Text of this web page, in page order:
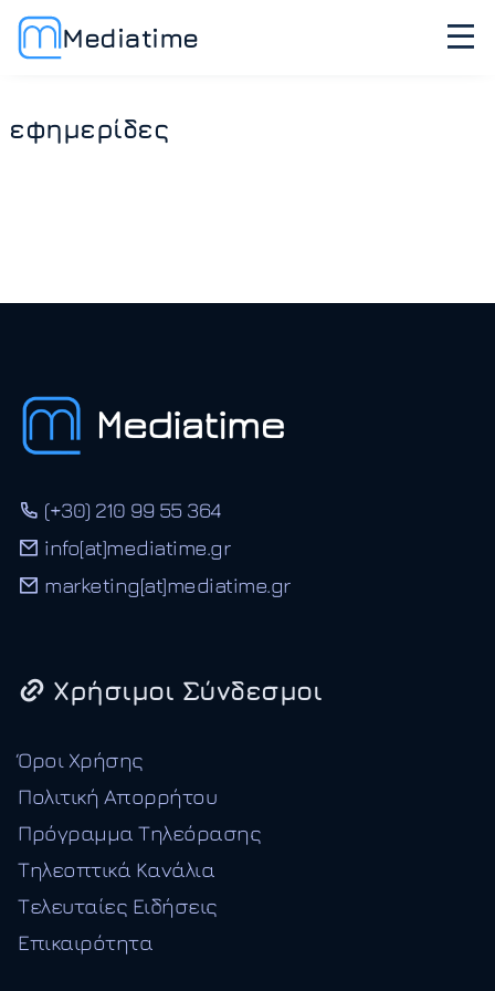
Mediatime
εφημερίδες
(+30) 210 99 55 364
info[at]mediatime.gr
marketing[at]mediatime.gr
Χρήσιμοι Σύνδεσμοι
Όροι Χρήσης
Πολιτική Απορρήτου
Πρόγραμμα Τηλεόρασης
Τηλεοπτικά Κανάλια
Τελευταίες Ειδήσεις
Επικαιρότητα